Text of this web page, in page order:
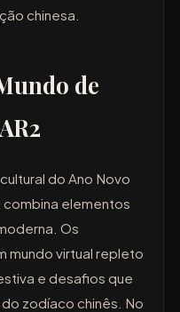
chinesa.
de
do Ano Novo
combina elementos
Os
mundo virtual repleto
e desafios que
zodíaco chinês. No